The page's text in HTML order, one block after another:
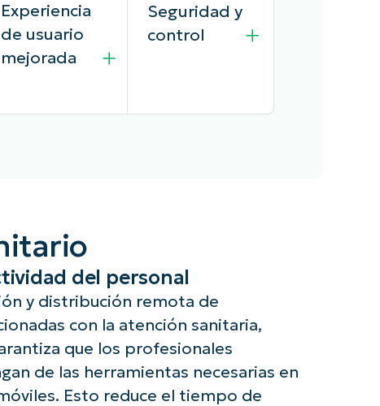
Experiencia
de usuario
mejorada
el acceso seguro
a aplicaciones y
datos
corporativos,
mejorando la
usuario de los
empleados que
necesitan
Seguridad y
control
dispositivos,
permitiendo
solo las
el trabajo y
bloqueando las
fraudulentas o
del personal
y distribución remota de
con la atención sanitaria,
que los profesionales
de las herramientas necesarias en
Esto reduce el tiempo de